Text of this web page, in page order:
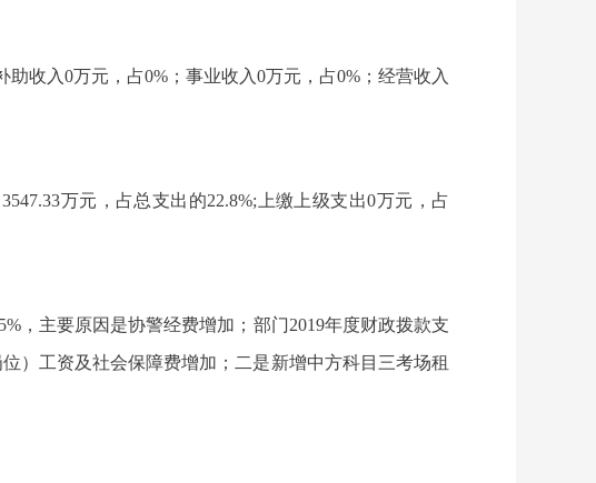
助收入0万元，占0%；事业收入0万元，占0%；经营收入
万元，占总支出的22.8%;上缴上级支出0万元，占
，主要原因是协警经费增加；部门2019年度财政拨款支
）工资及社会保障费增加；二是新增中方科目三考场租